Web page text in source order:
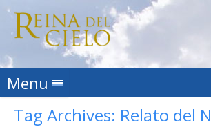
Menu Skip to content
Tag Archives: Relato del